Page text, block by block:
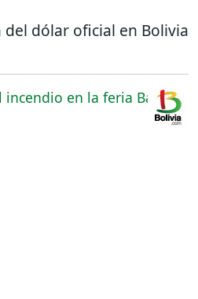
del dólar oficial en Bolivia